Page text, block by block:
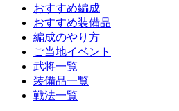
おすすめ編成
おすすめ装備品
編成のやり方
ご当地イベント
武将一覧
装備品一覧
戦法一覧